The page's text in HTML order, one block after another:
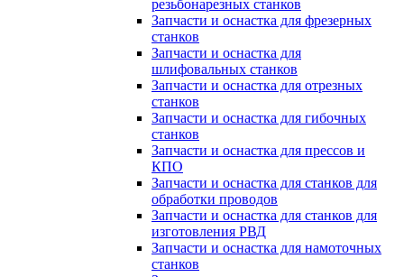
резьбонарезных станков
Запчасти и оснастка для фрезерных
станков
Запчасти и оснастка для
шлифовальных станков
Запчасти и оснастка для отрезных
станков
Запчасти и оснастка для гибочных
станков
Запчасти и оснастка для прессов и
КПО
Запчасти и оснастка для станков для
обработки проводов
Запчасти и оснастка для станков для
изготовления РВД
Запчасти и оснастка для намоточных
станков